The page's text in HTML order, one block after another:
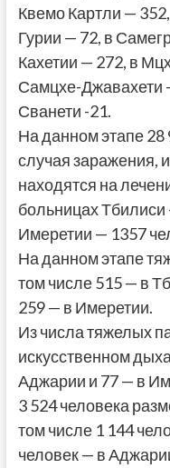
Квемо Картли —
Гурии — 72, в
Кахетии — 272, в
Самцхе-Джавахети
Сванети -21.
На данном этапе 28
случая заражения,
находятся на
больницах
Имеретии — 1357
На данном этапе
том числе 515 — в
259 — в Имеретии.
Из числа тяжелых
искусственном
Аджарии и 77 — в
3 524 человека
том числе 1 144
человек — в